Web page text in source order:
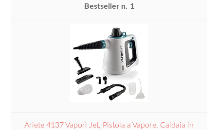
1
Ariete 4137 Vaporì Jet, Pistola a Vapore, Caldaia in